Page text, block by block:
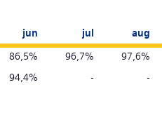
jun jul aug
86,5% 96,7% 97,6%
94,4% - -